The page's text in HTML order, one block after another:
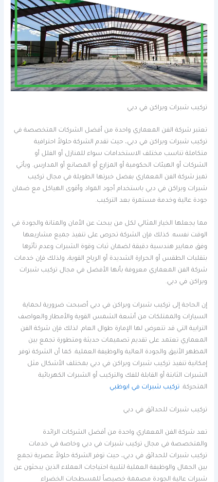
تركيب شبرات وبراكن في دبي
تعتبر شركة الفن المعماري واحدة من أفضل الشركات المتخصصة في
تركيب شبرات وبراكن في دبي، حيث تقدم الشركة حلولاً احترافية
متكاملة تناسب مختلف الاستخدامات سواء للمنازل أو الفلل أو
الشركات أو الهيئات الحكومية أو المزارع أو المصانع أو المدارس. ويأتي
تميز شركة الفن المعماري بفضل خبرتها الطويلة في مجال تركيب
شبرات وبراكن في دبي باستخدام أجود المواد وأقوى الهياكل مع ضمان
جودة عالية وخدمة مستمرة بعد التركيب.
مما يجعلها الخيار المثالي لكل من يبحث عن الأمان والمتانة والجودة في
الوقت نفسه. كذلك فإن الشركة تحرص على تنفيذ جميع مشاريعها
وفق معايير هندسية دقيقة لضمان ثبات وقوة الشبرات وعدم تأثرها
بتقلبات الطقس أو الحرارة الشديدة أو الرياح القوية، ولذلك فإن خدمات
شركة الفن المعماري معروفة بأنها الأفضل في مجال تركيب شبرات
وبراكن في دبي.
إن الحاجة إلى تركيب شبرات وبراكن في دبي أصبحت ضرورية لحماية
السيارات والممتلكات من أشعة الشمس القوية والأمطار والعواصف
الترابية التي قد تتعرض لها الإمارة طوال العام. لذلك فإن شركة الفن
المعماري تعتمد على تقديم تصميمات حديثة ومتطورة تجمع بين
المظهر الأنيق والجودة العالية والوظيفة العملية. كما أن الشركة توفر
إمكانية تنفيذ تركيب شبرات وبراكن في دبي بمختلف الأشكال مثل
الشبرات الثابتة أو القابلة للفك والتركيب أو الشبرات الكهربائية
المتحركة. تركيب شبرات في ابوظبي
تركيب شبرات للحدائق في دبي
تعد شركة الفن المعماري واحدة من أفضل الشركات الرائدة
والمتخصصة في مجال تركيب شبرات في دبي وخاصة في خدمات
تركيب شبرات للحدائق في دبي، حيث توفر الشركة حلولاً عصرية تجمع
بين الجمال والوظيفة العملية لتلبية احتياجات العملاء الذين يبحثون عن
شبرات عالية الجودة مصممة خصيصاً للمسطحات الخضراء